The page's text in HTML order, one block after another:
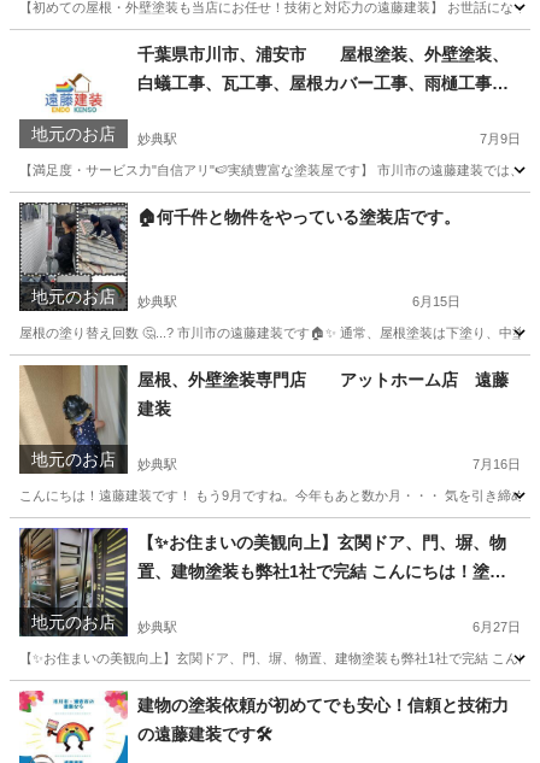
【初めての屋根・外壁塗装も当店にお任せ！技術と対応力の遠藤建装】 お世話にな
妙典駅 その他 外壁塗装
地元のお店
千葉県市川市、浦安市 屋根塗装、外壁塗装、
白蟻工事、瓦工事、屋根カバー工事、雨樋工事
妙典駅 7月9日
【満足度・サービス力"自信アリ"🍉実績豊富な塗装屋です】 市川市の遠藤建装では
千葉 市川市 妙典駅 その他 外壁塗装
地元のお店
🏠何千件と物件をやっている塗装店です。
妙典駅 6月15日
屋根の塗り替え回数 🤔...? 市川市の遠藤建装です🏠✨ 通常、屋根塗装は下塗り、中
千葉 市川市 妙典駅 その他 物件
地元のお店
屋根、外壁塗装専門店 アットホーム店 遠藤
建装
妙典駅 7月16日
こんにちは！遠藤建装です！ もう9月ですね。今年もあと数か月・・・ 気を引き締
千葉 市川市 妙典駅 その他 無料
地元のお店
【✨お住まいの美観向上】玄関ドア、門、塀、物
置、建物塗装も弊社1社で完結 こんにちは！塗
建装は、市川市をはじめとして浦安市や松戸市、
船橋対応したます
妙典駅 6月27日
【✨お住まいの美観向上】玄関ドア、門、塀、物置、建物塗装も弊社1社で完結 こん
千葉 市川市 妙典駅 リフォーム 建物
建物の塗装依頼が初めてでも安心！信頼と技術力
の遠藤建装です🛠️